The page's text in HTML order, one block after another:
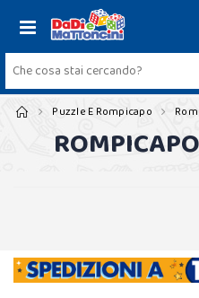
Puzzle E Rompicapo